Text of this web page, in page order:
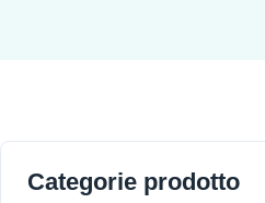
Categorie prodotto